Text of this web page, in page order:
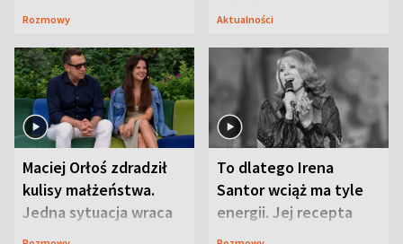
Rozmowy
Lubelszczyzna
Aktualności
Maciej Orłoś zdradził
kulisy małżeństwa.
Jedna sytuacja wraca
jak bumerang
To dlatego Irena
Santor wciąż ma tyle
energii. Jej recepta
jest zaskakująco